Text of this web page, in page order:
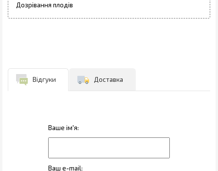
Дозрівання плодів
Відгуки Доставка